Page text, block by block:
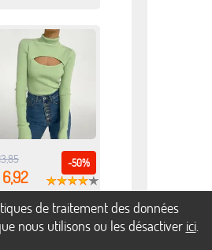
-50%
de traitement des données
nous utilisons ou les désactiver ici.